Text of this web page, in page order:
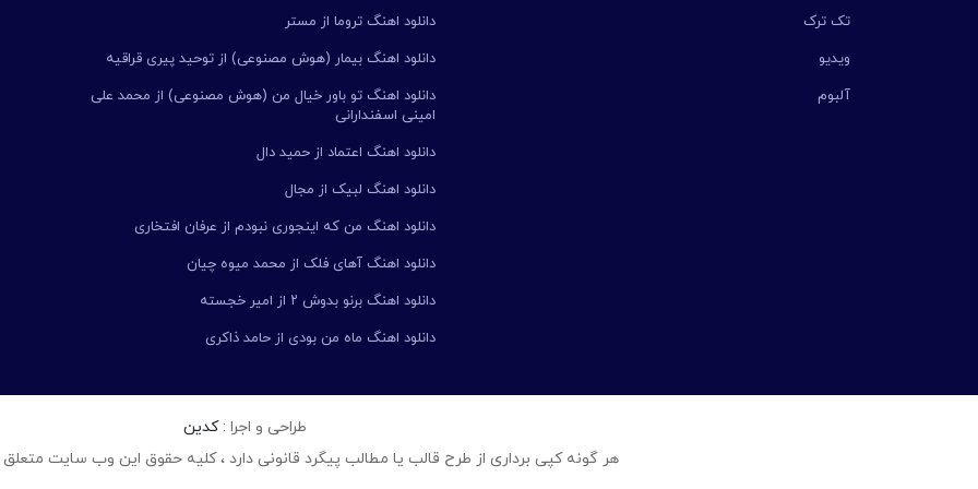
تک ترک
ویدیو
آلبوم
دانلود اهنگ تروما از مستر
دانلود اهنگ بیمار (هوش مصنوعی) از توحید پیری قراقیه
دانلود اهنگ تو باور خیال من (هوش مصنوعی) از محمد علی
امینی اسفندارانی
دانلود اهنگ اعتماد از حمید دال
دانلود اهنگ لبیک از مجال
دانلود اهنگ من که اینجوری نبودم از عرفان افتخاری
دانلود اهنگ آهای فلک از محمد میوه چیان
دانلود اهنگ برنو بدوش ۲ از امیر خجسته
دانلود اهنگ ماه من بودی از حامد ذاکری
طراحی و اجرا :کدین
هر گونه کپی برداری از طرح قالب یا مطالب پیگرد قانونی دارد ، کلیه حقوق این وب سایت